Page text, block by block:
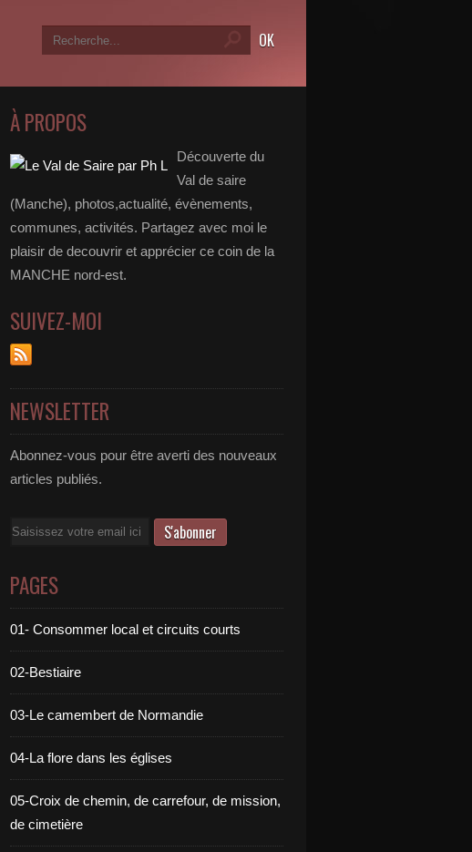
À PROPOS
Découverte du
Val de saire
(Manche), photos,actualité, évènements,
communes, activités. Partagez avec moi le
plaisir de decouvrir et apprécier ce coin de la
MANCHE nord-est.
SUIVEZ-MOI
NEWSLETTER
Abonnez-vous pour être averti des nouveaux
articles publiés.
Email
PAGES
01- Consommer local et circuits courts
02-Bestiaire
03-Le camembert de Normandie
04-La flore dans les églises
05-Croix de chemin, de carrefour, de mission,
de cimetière